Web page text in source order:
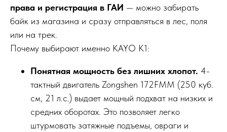
права и регистрация в ГАИ — можно забирать
байк из магазина и сразу отправляться в лес, поля
или на трек.
Почему выбирают именно KAYO K1:
Понятная мощность без лишних хлопот. 4-
тактный двигатель Zongshen 172FMM (250 куб.
см, 21 л.с.) выдает мощный подхват на низких и
средних оборотах. Это позволяет легко
штурмовать затяжные подъемы, овраги и